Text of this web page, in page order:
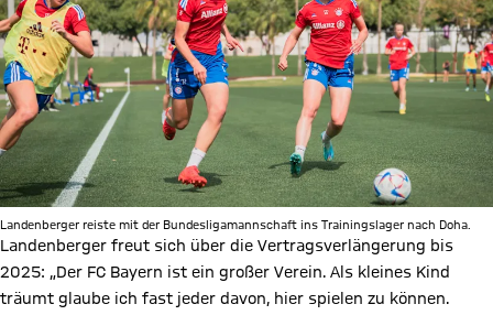
Landenberger reiste mit der Bundesligamannschaft ins Trainingslager nach Doha.
Landenberger freut sich über die Vertragsverlängerung bis
2025: „Der FC Bayern ist ein großer Verein. Als kleines Kind
träumt glaube ich fast jeder davon, hier spielen zu können.